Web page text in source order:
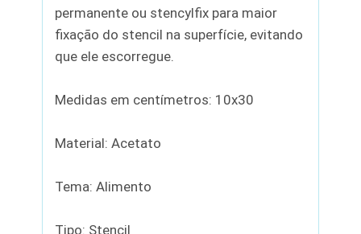
permanente ou stencylfix para maior
fixação do stencil na superfície, evitando
que ele escorregue.
Medidas em centímetros: 10x30
Material: Acetato
Tema: Alimento
Tipo: Stencil